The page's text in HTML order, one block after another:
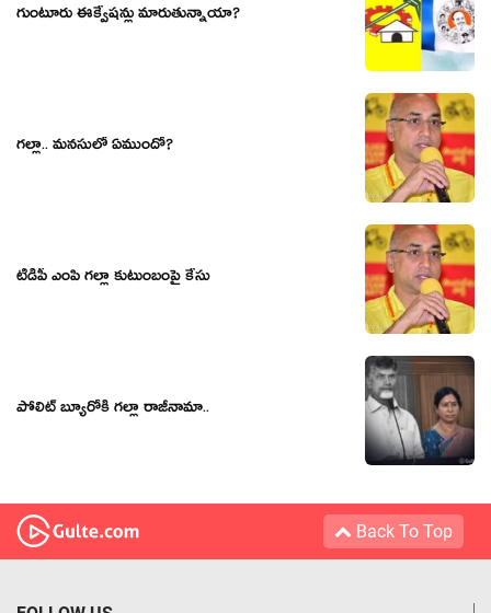
గుంటూరు ఈక్వేష‌న్లు మారుతున్నాయా?
గ‌ల్లా.. మ‌న‌సులో ఏముందో?
టీడీపీ ఎంపి గల్లా కుటుంబంపై కేసు
పోలిట్ బ్యూరోకి గల్లా రాజీనామా..
Back To Top